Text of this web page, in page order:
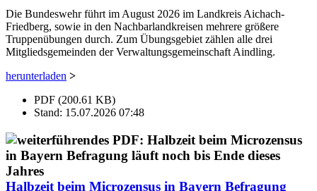
Die Bundeswehr führt im August 2026 im Landkreis Aichach-
Friedberg, sowie in den Nachbarlandkreisen mehrere größere
Truppenübungen durch. Zum Übungsgebiet zählen alle drei
Mitgliedsgemeinden der Verwaltungsgemeinschaft Aindling.
herunterladen >
PDF (200.61 KB)
Stand: 15.07.2026 07:48
Halbzeit beim Microzensus in Bayern Befragung